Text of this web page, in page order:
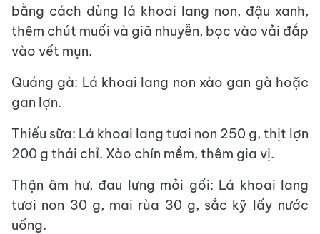
bằng cách dùng lá khoai lang non, đậu xanh,
thêm chút muối và giã nhuyễn, bọc vào vải đắp
vào vết mụn.
Quáng gà: Lá khoai lang non xào gan gà hoặc
gan lợn.
Thiếu sữa: Lá khoai lang tươi non 250 g, thịt lợn
200 g thái chỉ. Xào chín mềm, thêm gia vị.
Thận âm hư, đau lưng mỏi gối: Lá khoai lang
tươi non 30 g, mai rùa 30 g, sắc kỹ lấy nước
uống.